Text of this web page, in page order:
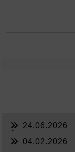
24.06.2026
04.02.2026